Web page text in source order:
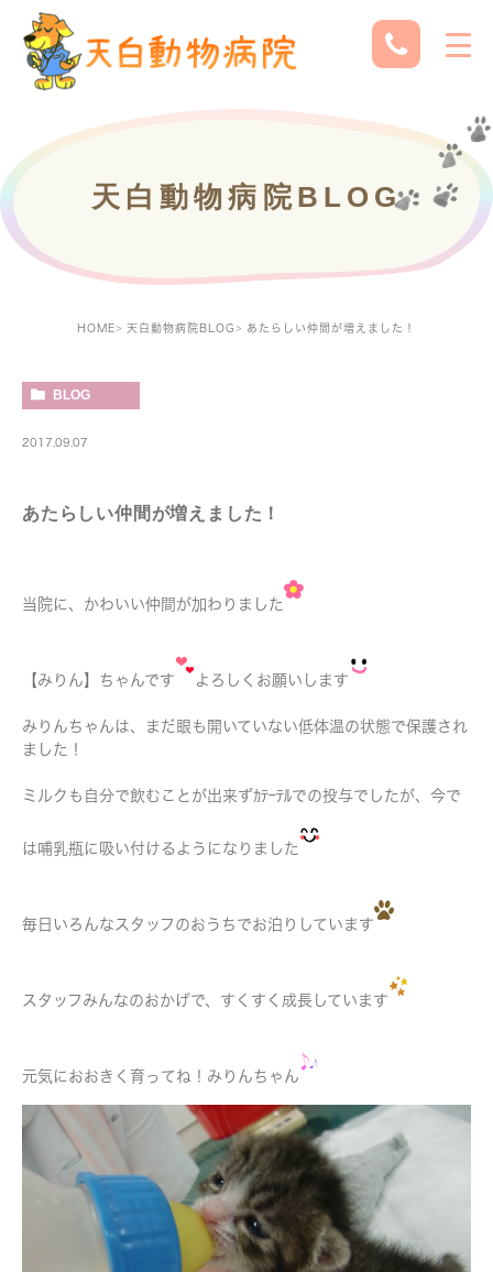
天白動物病院BLOG
HOME 天白動物病院BLOG あたらしい仲間が増えました！
BLOG
2017.09.07
あたらしい仲間が増えました！
当院に、かわいい仲間が加わりました
【みりん】ちゃんです よろしくお願いします
みりんちゃんは、まだ眼も開いていない低体温の状態で保護され
ました！
ミルクも自分で飲むことが出来ずｶﾃｰﾃﾙでの投与でしたが、今で
は哺乳瓶に吸い付けるようになりました
毎日いろんなスタッフのおうちでお泊りしています
スタッフみんなのおかげで、すくすく成長しています
元気におおきく育ってね！みりんちゃん